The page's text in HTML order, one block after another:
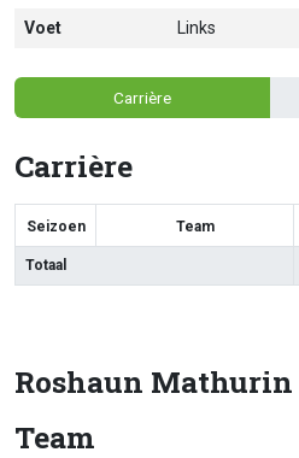
Voet Links
Carrière
Carrière
Seizoen Team
Totaal
Roshaun
Team